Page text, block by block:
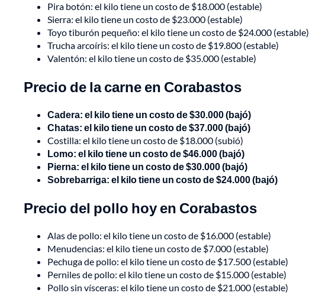
Pira botón: el kilo tiene un costo de $18.000 (estable)
Sierra: el kilo tiene un costo de $23.000 (estable)
Toyo tiburón pequeño: el kilo tiene un costo de $24.000 (estable)
Trucha arcoíris: el kilo tiene un costo de $19.800 (estable)
Valentón: el kilo tiene un costo de $35.000 (estable)
Precio de la carne en Corabastos
Cadera: el kilo tiene un costo de $30.000 (bajó)
Chatas: el kilo tiene un costo de $37.000 (bajó)
Costilla: el kilo tiene un costo de $18.000 (subió)
Lomo: el kilo tiene un costo de $46.000 (bajó)
Pierna: el kilo tiene un costo de $30.000 (bajó)
Sobrebarriga: el kilo tiene un costo de $24.000 (bajó)
Precio del pollo hoy en Corabastos
Alas de pollo: el kilo tiene un costo de $16.000 (estable)
Menudencias: el kilo tiene un costo de $7.000 (estable)
Pechuga de pollo: el kilo tiene un costo de $17.500 (estable)
Perniles de pollo: el kilo tiene un costo de $15.000 (estable)
Pollo sin vísceras: el kilo tiene un costo de $21.000 (estable)